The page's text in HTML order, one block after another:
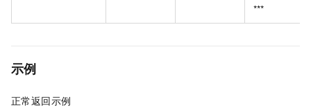
***
示例
正常返回示例